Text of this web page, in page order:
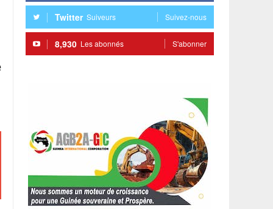
Twitter Suiveurs Suivez-nous
8,930 Les abonnés S'abonner